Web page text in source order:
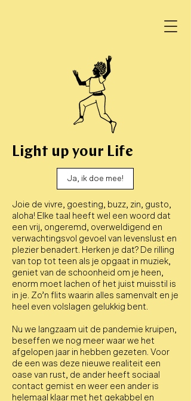
Light up your Life
Ja, ik doe mee!
Joie de vivre, goesting, buzz, zin, gusto,
aloha! Elke taal heeft wel een woord dat
een vrij, ongeremd, overweldigend en
verwachtingsvol gevoel van levenslust en
plezier benadert. Herken je dat? De rilling
van top tot teen als je opgaat in muziek,
geniet van de schoonheid om je heen,
enorm moet lachen of het juist muisstil is
in je. Zo’n flits waarin alles samenvalt en je
heel even volslagen gelukkig bent.
Nu we langzaam uit de pandemie kruipen,
beseffen we nog meer waar we het
afgelopen jaar in hebben gezeten. Voor
de een was deze nieuwe realiteit een
oase van rust, de ander heeft sociaal
contact gemist en weer een ander is
helemaal klaar met het gekabbel en